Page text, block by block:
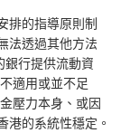
排的指導原則制
法透過其他方法
銀行提供流動資
適用或並不足
壓力本身、或因
港的系統性穩定。